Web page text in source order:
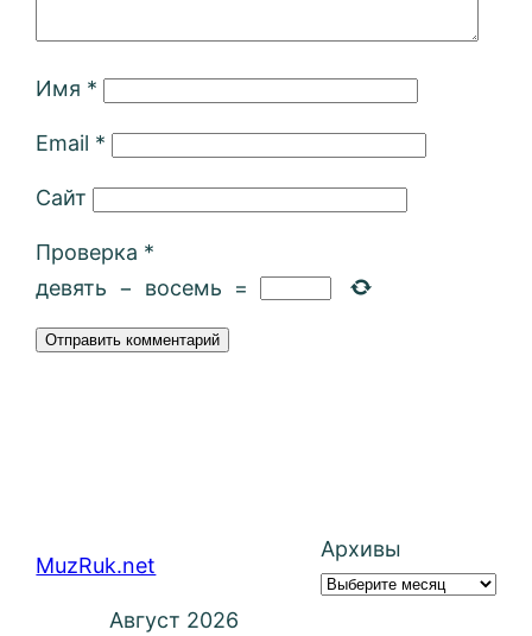
Имя *
Email *
Сайт
Проверка *
девять − восемь =
MuzRuk.net
Архивы
Август 2026